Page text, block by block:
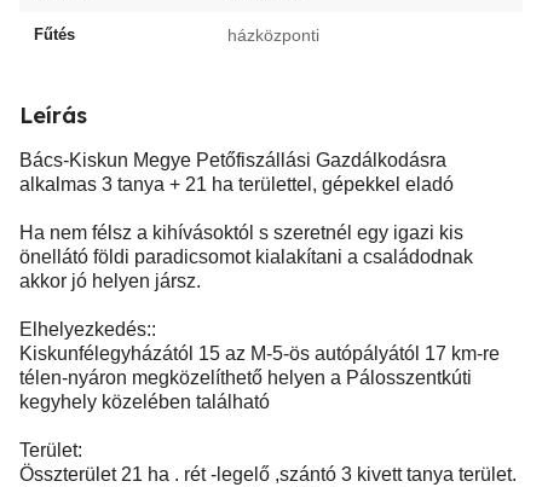
Fűtés házközponti
Leírás
Bács-Kiskun Megye Petőfiszállási Gazdálkodásra
alkalmas 3 tanya + 21 ha területtel, gépekkel eladó
Ha nem félsz a kihívásoktól s szeretnél egy igazi kis
önellátó földi paradicsomot kialakítani a családodnak
akkor jó helyen jársz.
Elhelyezkedés::
Kiskunfélegyházától 15 az M-5-ös autópályától 17 km-re
télen-nyáron megközelíthető helyen a Pálosszentkúti
kegyhely közelében található
Terület:
Összterület 21 ha . rét -legelő ,szántó 3 kivett tanya terület.